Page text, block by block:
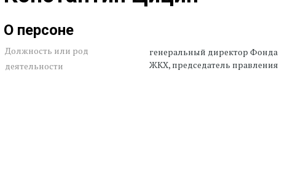
О персоне
Должность или род
деятельности
генеральный директор Фонда
ЖКХ, председатель правления